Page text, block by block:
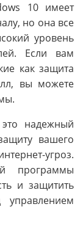
10 имеет
но она все
уровень
Если вам
как защита
вы можете
надежный
вашего
угроз.
программы
и защитить